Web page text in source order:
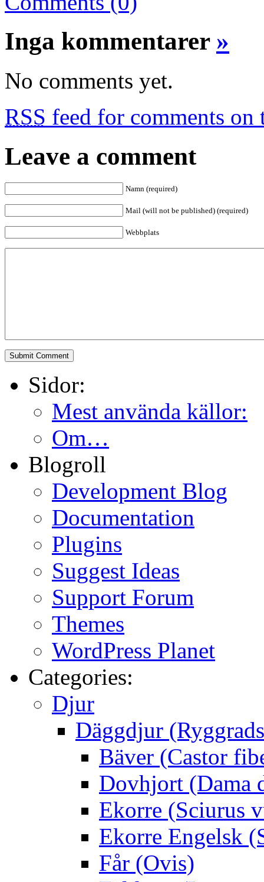
Inga kommentarer »
No comments yet.
RSS feed for comments on
Leave a comment
Namn (required)
Mail (will not be published) (required)
Webbplats
Sidor:
Mest använda källor:
Om…
Blogroll
Development Blog
Documentation
Plugins
Suggest Ideas
Support Forum
Themes
WordPress Planet
Categories:
Djur
Däggdjur
Bäver (Castor
Dovhjort (Dama
Ekorre (Sciurus
Ekorre Engelsk
Får (Ovis)